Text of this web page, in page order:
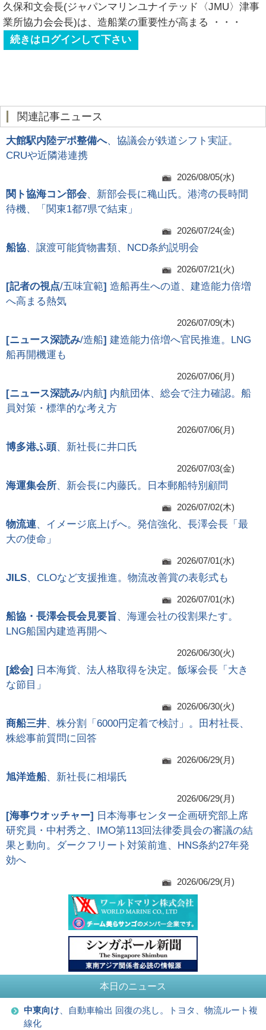
久保和文会長(ジャパンマリンユナイテッド〈JMU〉津事
業所協力会会長)は、造船業の重要性が高まる
・・・
続きはログインして下さい
関連記事ニュース
大館駅内陸デポ整備へ、協議会が鉄道シフト実証。
CRUや近隣港連携
2026/08/05(水)
関ト協海コン部会、新部会長に穐山氏。港湾の長時間
待機、「関東1都7県で結束」
2026/07/24(金)
船協、譲渡可能貨物書類、NCD条約説明会
2026/07/21(火)
[記者の視点/五味宜範] 造船再生への道、建造能力倍増
へ高まる熱気
2026/07/09(木)
[ニュース深読み/造船] 建造能力倍増へ官民推進。LNG
船再開機運も
2026/07/06(月)
[ニュース深読み/内航] 内航団体、総会で注力確認。船
員対策・標準的な考え方
2026/07/06(月)
博多港ふ頭、新社長に井口氏
2026/07/03(金)
海運集会所、新会長に内藤氏。日本郵船特別顧問
2026/07/02(木)
物流連、イメージ底上げへ。発信強化、長澤会長「最
大の使命」
2026/07/01(水)
JILS、CLOなど支援推進。物流改善賞の表彰式も
2026/07/01(水)
船協・長澤会長会見要旨、海運会社の役割果たす。
LNG船国内建造再開へ
2026/06/30(火)
[総会]
日本海貨、法人格取得を決定。飯塚会長「大き
な節目」
2026/06/30(火)
商船三井、株分割「6000円定着で検討」。田村社長、
株総事前質問に回答
2026/06/29(月)
旭洋造船、新社長に相場氏
2026/06/29(月)
[海事ウオッチャー]
日本海事センター企画研究部上席
研究員・中村秀之、IMO第113回法律委員会の審議の結
果と動向。ダークフリート対策前進、HNS条約27年発
効へ
2026/06/29(月)
本日のニュース
中東向け、自動車輸出 回復の兆し。トヨタ、物流ルート複
線化